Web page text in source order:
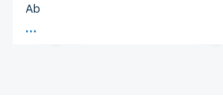
Mexiko
Flugzeit
Ab